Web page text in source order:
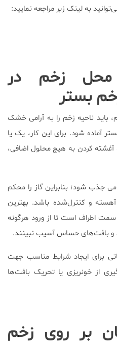
به لینک زیر مراجعه نمایید:
زخم در
بستر
ناحیه زخم را به آرامی خشک
آماده شود. برای این کار، یک یا
آغشته کردن به هیچ محلول اضافی،
جذب شود؛ بنابراین گاز را محکم
و کنترل‌شده باشد. بهترین
اطراف است تا از ورود هرگونه
و بافت‌های حساس آسیب نبینند.
برای ایجاد شرایط مناسب جهت
از خونریزی یا تحریک بافت‌ها
بر روی زخم